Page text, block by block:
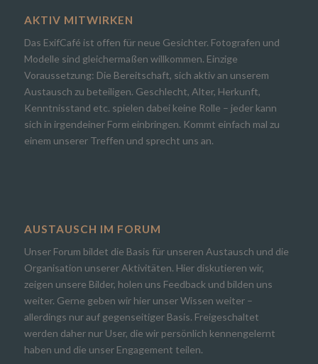
AKTIV MITWIRKEN
Das ExifCafé ist offen für neue Gesichter. Fotografen und
Modelle sind gleichermaßen willkommen. Einzige
Voraussetzung: Die Bereitschaft, sich aktiv an unserem
Austausch zu beteiligen. Geschlecht, Alter, Herkunft,
Kenntnisstand etc. spielen dabei keine Rolle – jeder kann
sich in irgendeiner Form einbringen. Kommt einfach mal zu
einem unserer Treffen und sprecht uns an.
AUSTAUSCH IM FORUM
Unser Forum bildet die Basis für unseren Austausch und die
Organisation unserer Aktivitäten. Hier diskutieren wir,
zeigen unsere Bilder, holen uns Feedback und bilden uns
weiter. Gerne geben wir hier unser Wissen weiter –
allerdings nur auf gegenseitiger Basis. Freigeschaltet
werden daher nur User, die wir persönlich kennengelernt
haben und die unser Engagement teilen.